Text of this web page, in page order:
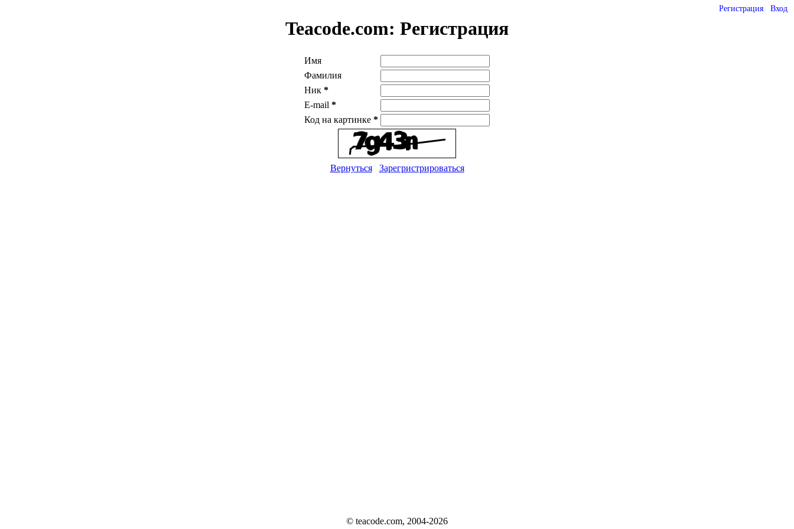
Регистрация Вход
Teacode.com: Регистрация
Имя
Фамилия
Ник *
E-mail *
Код на картинке *
Вернуться Зарегристрироваться
© teacode.com, 2004-2026